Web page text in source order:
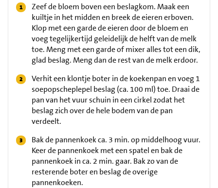
Zeef de bloem boven een beslagkom. Maak een
kuiltje in het midden en breek de eieren erboven.
Klop met een garde de eieren door de bloem en
voeg tegelijkertijd geleidelijk de helft van de melk
toe. Meng met een garde of mixer alles tot een dik,
glad beslag. Meng dan de rest van de melk erdoor.
Verhit een klontje boter in de koekenpan en voeg 1
soepopscheplepel beslag (ca. 100 ml) toe. Draai de
pan van het vuur schuin in een cirkel zodat het
beslag zich over de hele bodem van de pan
verdeelt.
Bak de pannenkoek ca. 3 min. op middelhoog vuur.
Keer de pannenkoek met een spatel en bak de
pannenkoek in ca. 2 min. gaar. Bak zo van de
resterende boter en beslag de overige
pannenkoeken.